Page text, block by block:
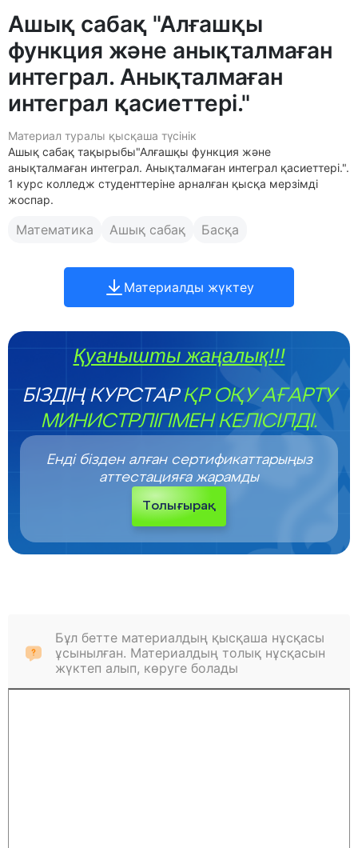
Ашық сабақ "Алғашқы
функция және анықталмаған
интеграл. Анықталмаған
интеграл қасиеттері."
Материал туралы қысқаша түсінік
Ашық сабақ тақырыбы"Алғашқы функция және
анықталмаған интеграл. Анықталмаған интеграл қасиеттері.".
1 курс колледж студенттеріне арналған қысқа мерзімді
жоспар.
Математика Ашық сабақ Басқа
Материалды жүктеу
Қуанышты жаңалық!!!
БІЗДІҢ КУРСТАРҚР ОҚУ АҒАРТУ
МИНИСТРЛІГІМЕН КЕЛІСІЛДІ.
Енді бізден алған сертификаттарыңыз
аттестацияға жарамды
Толығырақ
Бұл бетте материалдың қысқаша нұсқасы
ұсынылған. Материалдың толық нұсқасын
жүктеп алып, көруге болады